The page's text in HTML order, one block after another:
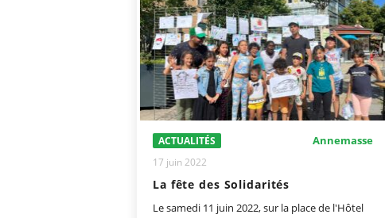
ACTUALITÉS Annemasse
17 juin 2022
La fête des Solidarités
Le samedi 11 juin 2022, sur la place de l'Hôtel